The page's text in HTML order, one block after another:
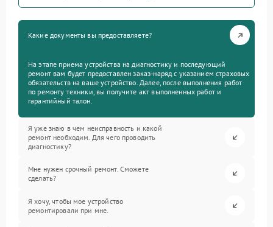
Какие документы вы предоставляете?
На этапе приема устройства на диагностику и последующий
ремонт вам будет предоставлен заказ-наряд с указанием страховых
обязательств на ваше устройство. Далее, после выполнения работ
по ремонту техники, вы получите акт выполненных работ и
гарантийный талон.
Я уже знаю в чем неисправность и какой
ремонт необходим. Для чего проводить
диагностику?
Мне нужен срочный ремонт. Сможете
сделать?
Я хочу, чтобы мое устройство
ремонтировали при мне.